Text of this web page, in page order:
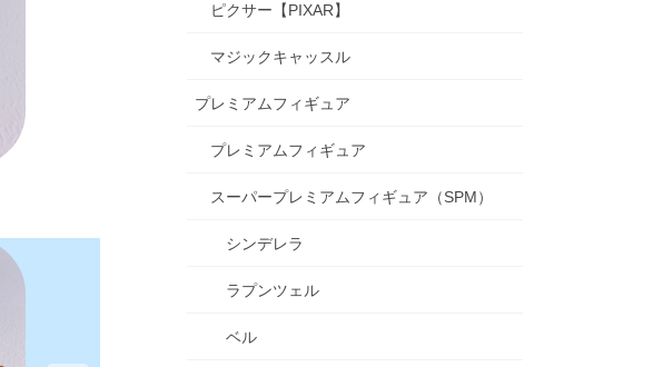
ピクサー【PIXAR】
マジックキャッスル
プレミアムフィギュア
プレミアムフィギュア
スーパープレミアムフィギュア（SPM）
シンデレラ
ラプンツェル
ベル